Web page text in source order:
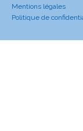
Mentions légales
Politique de